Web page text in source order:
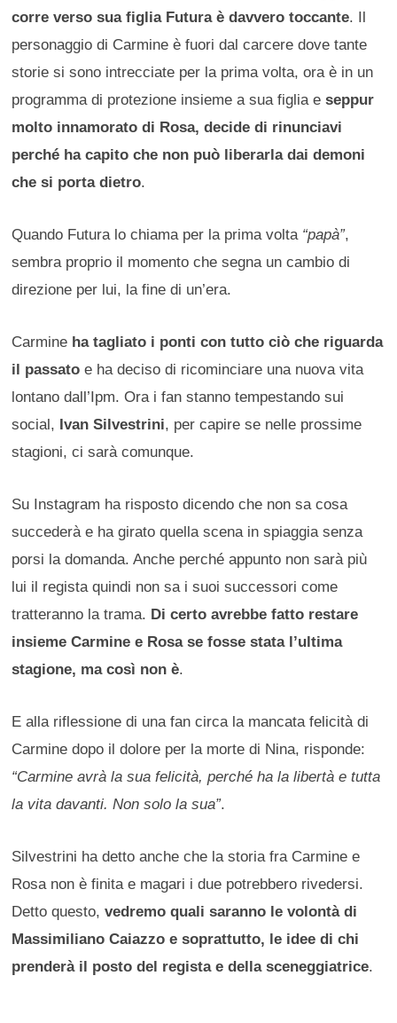
corre verso sua figlia Futura è davvero toccante. Il
personaggio di Carmine è fuori dal carcere dove tante
storie si sono intrecciate per la prima volta, ora è in un
programma di protezione insieme a sua figlia eseppur
molto innamorato di Rosa, decide di rinunciavi
perché ha capito che non può liberarla dai demoni
che si porta dietro.
Quando Futura lo chiama per la prima volta “papà”,
sembra proprio il momento che segna un cambio di
direzione per lui, la fine di un’era.
Carmine ha tagliato i ponti con tutto ciò che riguarda
il passato e ha deciso di ricominciare una nuova vita
lontano dall’Ipm. Ora i fan stanno tempestando sui
social, Ivan Silvestrini, per capire se nelle prossime
stagioni, ci sarà comunque.
Su Instagram ha risposto dicendo che non sa cosa
succederà e ha girato quella scena in spiaggia senza
porsi la domanda. Anche perché appunto non sarà più
lui il regista quindi non sa i suoi successori come
tratteranno la trama. Di certo avrebbe fatto restare
insieme Carmine e Rosa se fosse stata l’ultima
stagione, ma così non è.
E alla riflessione di una fan circa la mancata felicità di
Carmine dopo il dolore per la morte di Nina, risponde:
“Carmine avrà la sua felicità, perché ha la libertà e tutta
la vita davanti. Non solo la sua”.
Silvestrini ha detto anche che la storia fra Carmine e
Rosa non è finita e magari i due potrebbero rivedersi.
Detto questo,vedremo quali saranno le volontà di
Massimiliano Caiazzo e soprattutto, le idee di chi
prenderà il posto del regista e della sceneggiatrice.